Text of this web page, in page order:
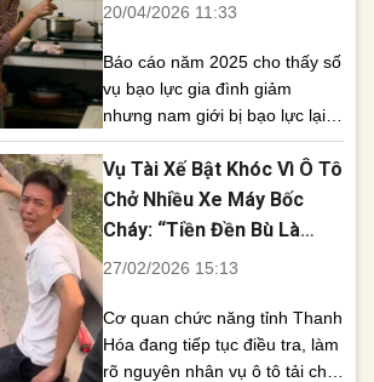
đường dây hoạt [...]
20/04/2026 11:33
Báo cáo năm 2025 cho thấy số
vụ bạo lực gia đình giảm
nhưng nam giới bị bạo lực lại
gia tăng, trong khi phụ nữ vẫn
gánh phần lớn công việc nội
trợ. Báo cáo của Chính phủ gửi
Quốc hội về kết quả thực hiện
đẳng [...]
Vụ Tài Xế Bật Khóc Vì Ô Tô
Chở Nhiều Xe Máy Bốc
Cháy: “Tiền Đền Bù Là
Gánh Nặng Lớn”
27/02/2026 15:13
Cơ quan chức năng tỉnh Thanh
Hóa đang tiếp tục điều tra, làm
rõ nguyên nhân vụ ô tô tải chở